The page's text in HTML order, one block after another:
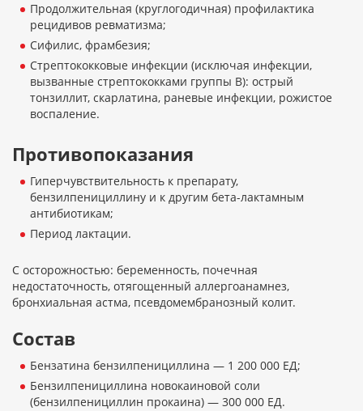
Продолжительная (круглогодичная) профилактика
рецидивов ревматизма;
Сифилис, фрамбезия;
Стрептококковые инфекции (исключая инфекции,
вызванные стрептококками группы В): острый
тонзиллит, скарлатина, раневые инфекции, рожистое
воспаление.
Противопоказания
Гиперчувствительность к препарату,
бензилпенициллину и к другим бета-лактамным
антибиотикам;
Период лактации.
С осторожностью: беременность, почечная
недостаточность, отягощенный аллергоанамнез,
бронхиальная астма, псевдомембранозный колит.
Состав
Бензатина бензилпенициллина — 1 200 000 ЕД;
Бензилпенициллина новокаиновой соли
(бензилпенициллин прокаина) — 300 000 ЕД.